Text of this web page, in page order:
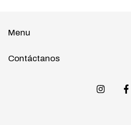
Menu
Contáctanos